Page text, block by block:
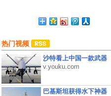
热门视频
沙特看上中国一款武器
v.youku.com
巴基斯坦获得水下神器